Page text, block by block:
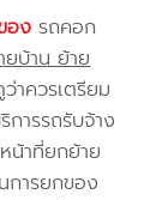
อง รถคอก
ยบ้าน ย้าย
ว่าควรเตรียม
ารรถรับจ้าง
น้าที่ยกย้าย
การยกของ